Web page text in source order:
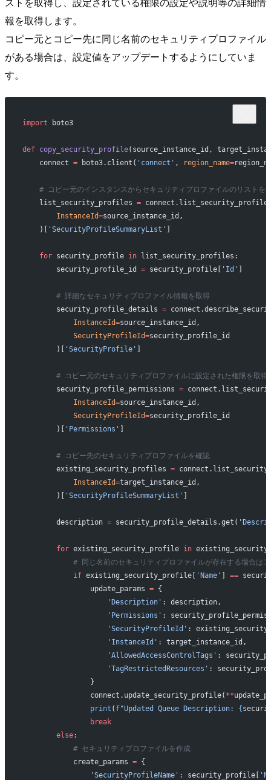
報を取得します。
コピー元とコピー先に同じ名前のセキュリティプロファイル
がある場合は、設定値をアップデートするようにしていま
す。
import boto3
def copy_security_profile(source_instance_id,
    connect
= boto3.client( 'connect' , region_name=
# コピー元のインスタンスからセキュリティプロファイルのリストを
    list_security_profiles
=
        InstanceId
=source_instance_id,
    )[
'SecurityProfileSummaryList'
    for
security_profile in list_security_profiles:
        security_profile_id
= security_profile[ 'Id'
        # 詳細なセキュリティプロファイル情報を取得
        security_profile_details
=
            InstanceId
=source_instance_id,
            SecurityProfileId
=security_profile_id
        )[
'SecurityProfile'
        # コピー元のセキュリティプロファイルに設定された権限を取得
        security_profile_permissions
=
            InstanceId
=source_instance_id,
            SecurityProfileId
=security_profile_id
        )[
'Permissions'
        # コピー先のセキュリティプロファイルを確認
        existing_security_profiles
=
            InstanceId
=target_instance_id,
        )[
'SecurityProfileSummaryList'
        description
= security_profile_details.get(
        for
existing_security_profile in
# 同じ名前のセキュリティプロファイルが存在する場合は
            if
existing_security_profile[ 'Name' ==
                update_params
= {
                    'Description'
: description,
                    'Permissions'
:
                    'SecurityProfileId'
:
                    'InstanceId'
: target_instance_id,
                    'AllowedAccessControlTags'
:
                    'TagRestrictedResources'
:
                }
                connect.update_security_profile(
**
                print
( f"Updated Queue Description: {
                break
        else
:
            # セキュリティプロファイルを作成
            create_params
= {
                'SecurityProfileName'
: security_profile[